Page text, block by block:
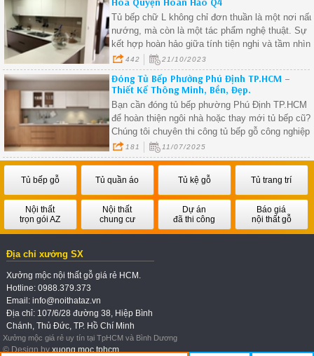
Tủ bếp chữ L không chỉ đơn thuần là một nơi nấu
nướng, mà còn là một tác phẩm nghệ thuật. Sự
kết hợp hoàn hảo giữa tính tiện nghi và tầm nhìn
nghệ thuật đã tạo ra không gian sống độc đáo và
ấn tượng.
442 21/10/2023
Đóng Tủ Bếp Phường Phú Định TP.HCM –
Thiết Kế Thông Minh, Bền, Đẹp.
Bạn cần đóng tủ bếp phường Phú Định TP.HCM
để hoàn thiện ngôi nhà hoặc thay mới tủ bếp cũ?
Chúng tôi chuyên thi công tủ bếp gỗ công nghiệp
tại phường Phú Định, thiết kế theo diện tích thực
tế – thi công tại nhà – giá tại xưởng.
181 11/07/2025
Tủ bếp gỗ Tủ quần áo Tủ kệ gỗ Tủ trang trí
Nội thất
trọn gói AZ
Nội thất
chung cư
Dự án
đã thi công
Báo giá
nội thất gỗ
Địa chỉ xưởng SX
Xưởng mộc nội thất gỗ giá rẻ HCM.
Hotline: 0988.379.373
Email: info@noithataz.vn
Địa chỉ: 107/6/28 đường 38, Hiệp Bình
Chánh, Thủ Đức, TP. Hồ Chí Minh
Xưởng mộc giá rẻ uy tín tại TpHCM và Bình Dương
© Design byxuong moc tphcm